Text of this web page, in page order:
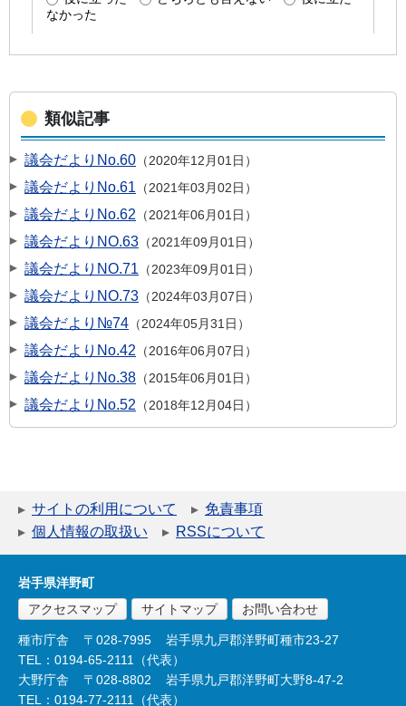
類似記事
議会だよりNo.60 2020年12月01日
議会だよりNo.61 2021年03月02日
議会だよりNo.62 2021年06月01日
議会だよりNO.63 2021年09月01日
議会だよりNO.71 2023年09月01日
議会だよりNO.73 2024年03月07日
議会だより№74 2024年05月31日
議会だよりNo.42 2016年06月07日
議会だよりNo.38 2015年06月01日
議会だよりNo.52 2018年12月04日
サイトの利用について
免責事項
個人情報の取扱い
RSSについて
岩手県洋野町
アクセスマップ
サイトマップ お問い合わせ
種市庁舎 〒028-7995
岩手県九戸郡洋野町種市23-27
TEL：0194-65-2111（代表）
大野庁舎
〒028-8802
岩手県九戸郡洋野町大野8-47-2
TEL：0194-77-2111（代表）